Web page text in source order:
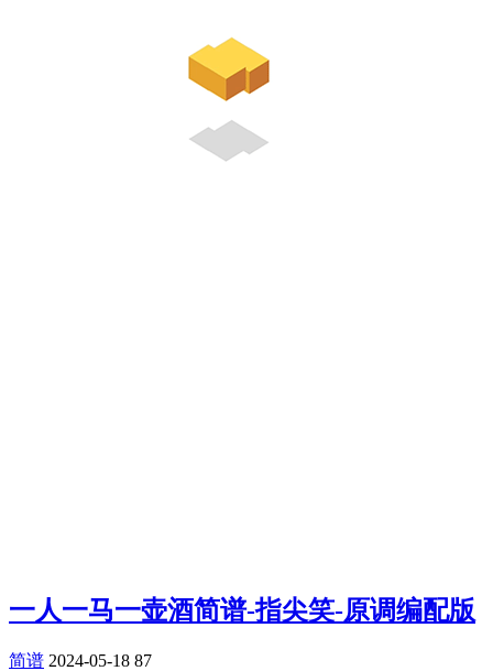
一人一马一壶酒简谱-指尖笑-原调编配版
简谱 2024-05-18 87